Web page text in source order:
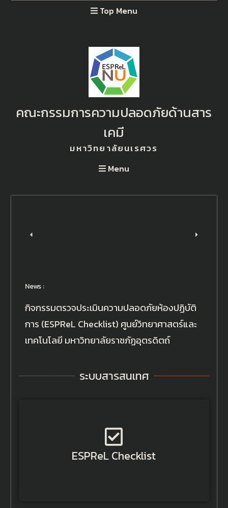
Top Menu
คณะกรรมการความปลอดภัยด้านสาร
เคมี
มหาวิทยาลัยนเรศวร
Menu
News :
กิจกรรมตรวจประเมินความปลอดภัยห้องปฏิบัติ
การ (ESPReL Checklist) ศูนย์วิทยาศาสตร์และ
เทคโนโลยี มหาวิทยาลัยราชภัฏอุตรดิตถ์
ระบบสารสนเทศ
ESPReL Checklist
ESPReL Checklist